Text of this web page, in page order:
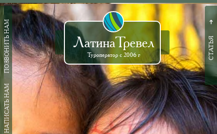
ЛатинаТревел
Туроператор с 2006 г
ПОЗВОНИТЬ НАМ
НАПИСАТЬ НАМ
➜
СТАТЬЯ